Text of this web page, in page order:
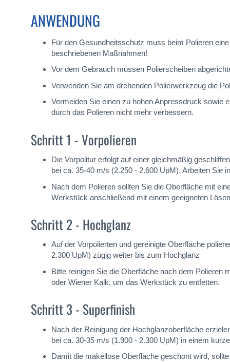
ANWENDUNG
Für den Gesundheitsschutz muss beim Polieren
beschriebenen Maßnahmen!
Vor dem Gebrauch müssen Polierscheiben
Verwenden Sie am drehenden Polierwerkzeug die
Vermeiden Sie einen zu hohen Anpressdruck sowie
durch das Polieren nicht mehr verbessern.
Schritt 1 - Vorpolieren
Die Vorpolitur erfolgt auf einer gleichmäßig
bei ca. 35-40 m/s (2.250 - 2.600 UpM). Arbeiten Sie
Nach dem Polieren sollten Sie die Oberfläche mit
Werkstück anschließend mit einem geeigneten
Schritt 2 - Hochglanz
Auf der Vorpolierten und gereinigte Oberfläche
2.300 UpM) zügig weiter bis zum Hochglanz
Bitte reinigen Sie die Oberfläche nach dem Polieren
oder Wiener Kalk, um das Werkstück zu entfetten.
Schritt 3 - Superfinish
Nach der Reinigung der Hochglanzoberfläche
bei ca. 30-35 m/s (1.900 - 2.300 UpM) in einem
Damit die makellose Oberfläche geschont wird,